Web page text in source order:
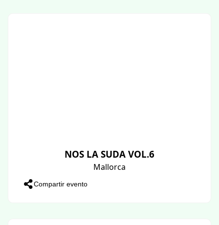
NOS LA SUDA VOL.6
Mallorca
Compartir evento